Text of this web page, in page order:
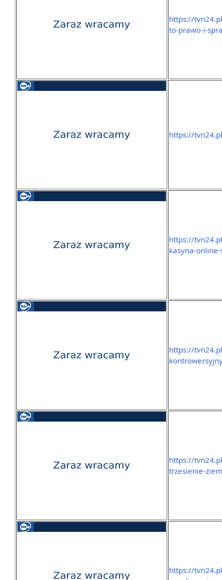
https://
to-prawo-i-
https://
https://
kasyna-
https://
https://
trzesienie-
https://